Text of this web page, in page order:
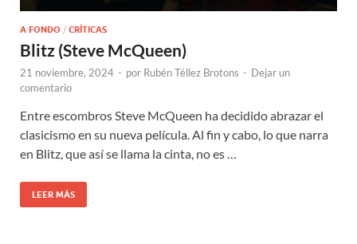
A FONDO / CRÍTICAS
Blitz (Steve McQueen)
21 noviembre, 2024 - por Rubén Téllez Brotons - Dejar un
comentario
Entre escombros Steve McQueen ha decidido abrazar el
clasicismo en su nueva película. Al fin y cabo, lo que narra
en Blitz, que así se llama la cinta, no es …
LEER MÁS